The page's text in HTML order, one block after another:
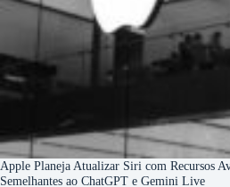
Apple Planeja Atualizar Siri com Recursos
Semelhantes ao ChatGPT e Gemini Live